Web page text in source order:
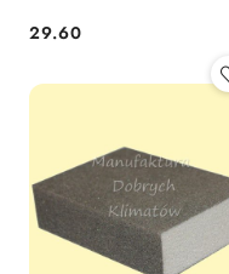
Cena:
29.60